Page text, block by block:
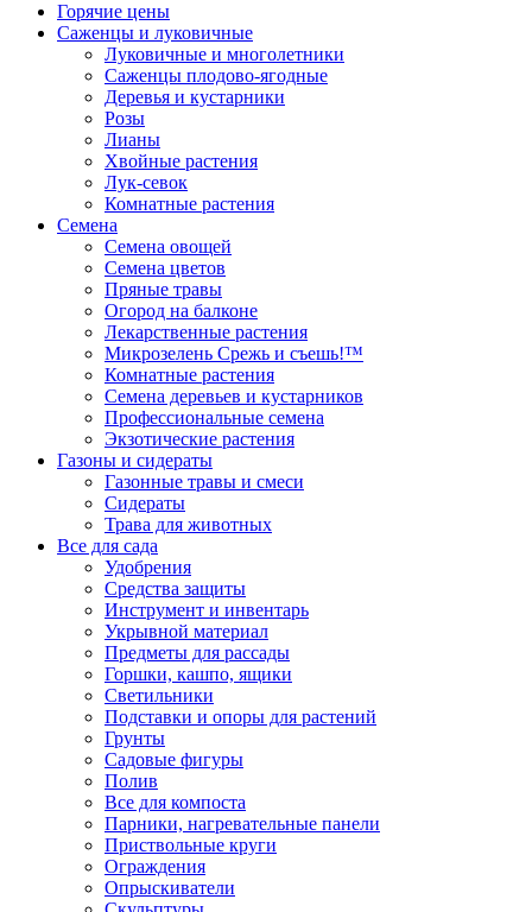
Горячие цены
Саженцы и луковичные
Луковичные и многолетники
Саженцы плодово-ягодные
Деревья и кустарники
Розы
Лианы
Хвойные растения
Лук-севок
Комнатные растения
Семена
Семена овощей
Семена цветов
Пряные травы
Огород на балконе
Лекарственные растения
Микрозелень Срежь и съешь!™
Комнатные растения
Семена деревьев и кустарников
Профессиональные семена
Экзотические растения
Газоны и сидераты
Газонные травы и смеси
Сидераты
Трава для животных
Все для сада
Удобрения
Средства защиты
Инструмент и инвентарь
Укрывной материал
Предметы для рассады
Горшки, кашпо, ящики
Светильники
Подставки и опоры для растений
Грунты
Садовые фигуры
Полив
Все для компоста
Парники, нагревательные панели
Приствольные круги
Ограждения
Опрыскиватели